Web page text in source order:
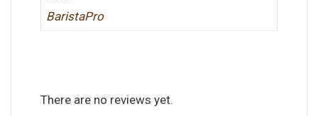
BaristaPro
There are no reviews yet.